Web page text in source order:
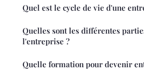
Quel est le cycle de vie d'une
Quelles sont les différentes
l'entreprise ?
Quelle formation pour devenir